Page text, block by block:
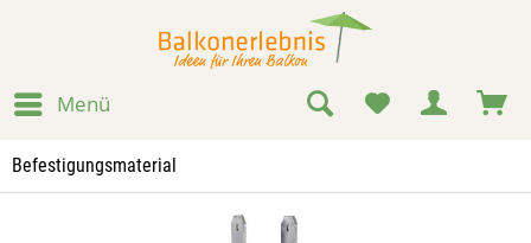
Menü
Befestigungsmaterial